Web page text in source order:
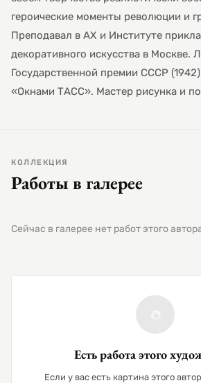
героические моменты революции и
Преподавал в АХ и Институте
декоративного искусства в Москве.
Государственной премии СССР
«Окнами ТАСС». Мастер рисунка и
КОЛЛЕКЦИЯ
Работы в галерее
Сейчас в галерее нет работ этого
Есть работа этого
Если у вас есть картина этого